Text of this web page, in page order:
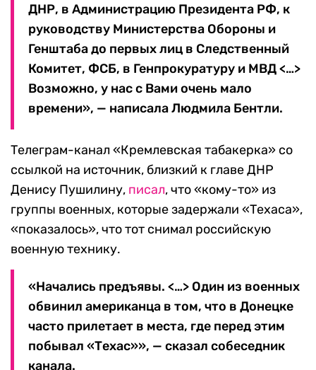
ДНР, в Администрацию Президента РФ, к
руководству Министерства Обороны и
Генштаба до первых лиц в Следственный
Комитет, ФСБ, в Генпрокуратуру и МВД <…>
Возможно, у нас с Вами очень мало
времени», — написала Людмила Бентли.
Телеграм-канал «Кремлевская табакерка» со
ссылкой на источник, близкий к главе ДНР
Денису Пушилину, писал, что «кому-то» из
группы военных, которые задержали «Техаса»,
«показалось», что тот снимал российскую
военную технику.
«Начались предъявы. <…> Один из военных
обвинил американца в том, что в Донецке
часто прилетает в места, где перед этим
побывал «Техас»», — сказал собеседник
канала.